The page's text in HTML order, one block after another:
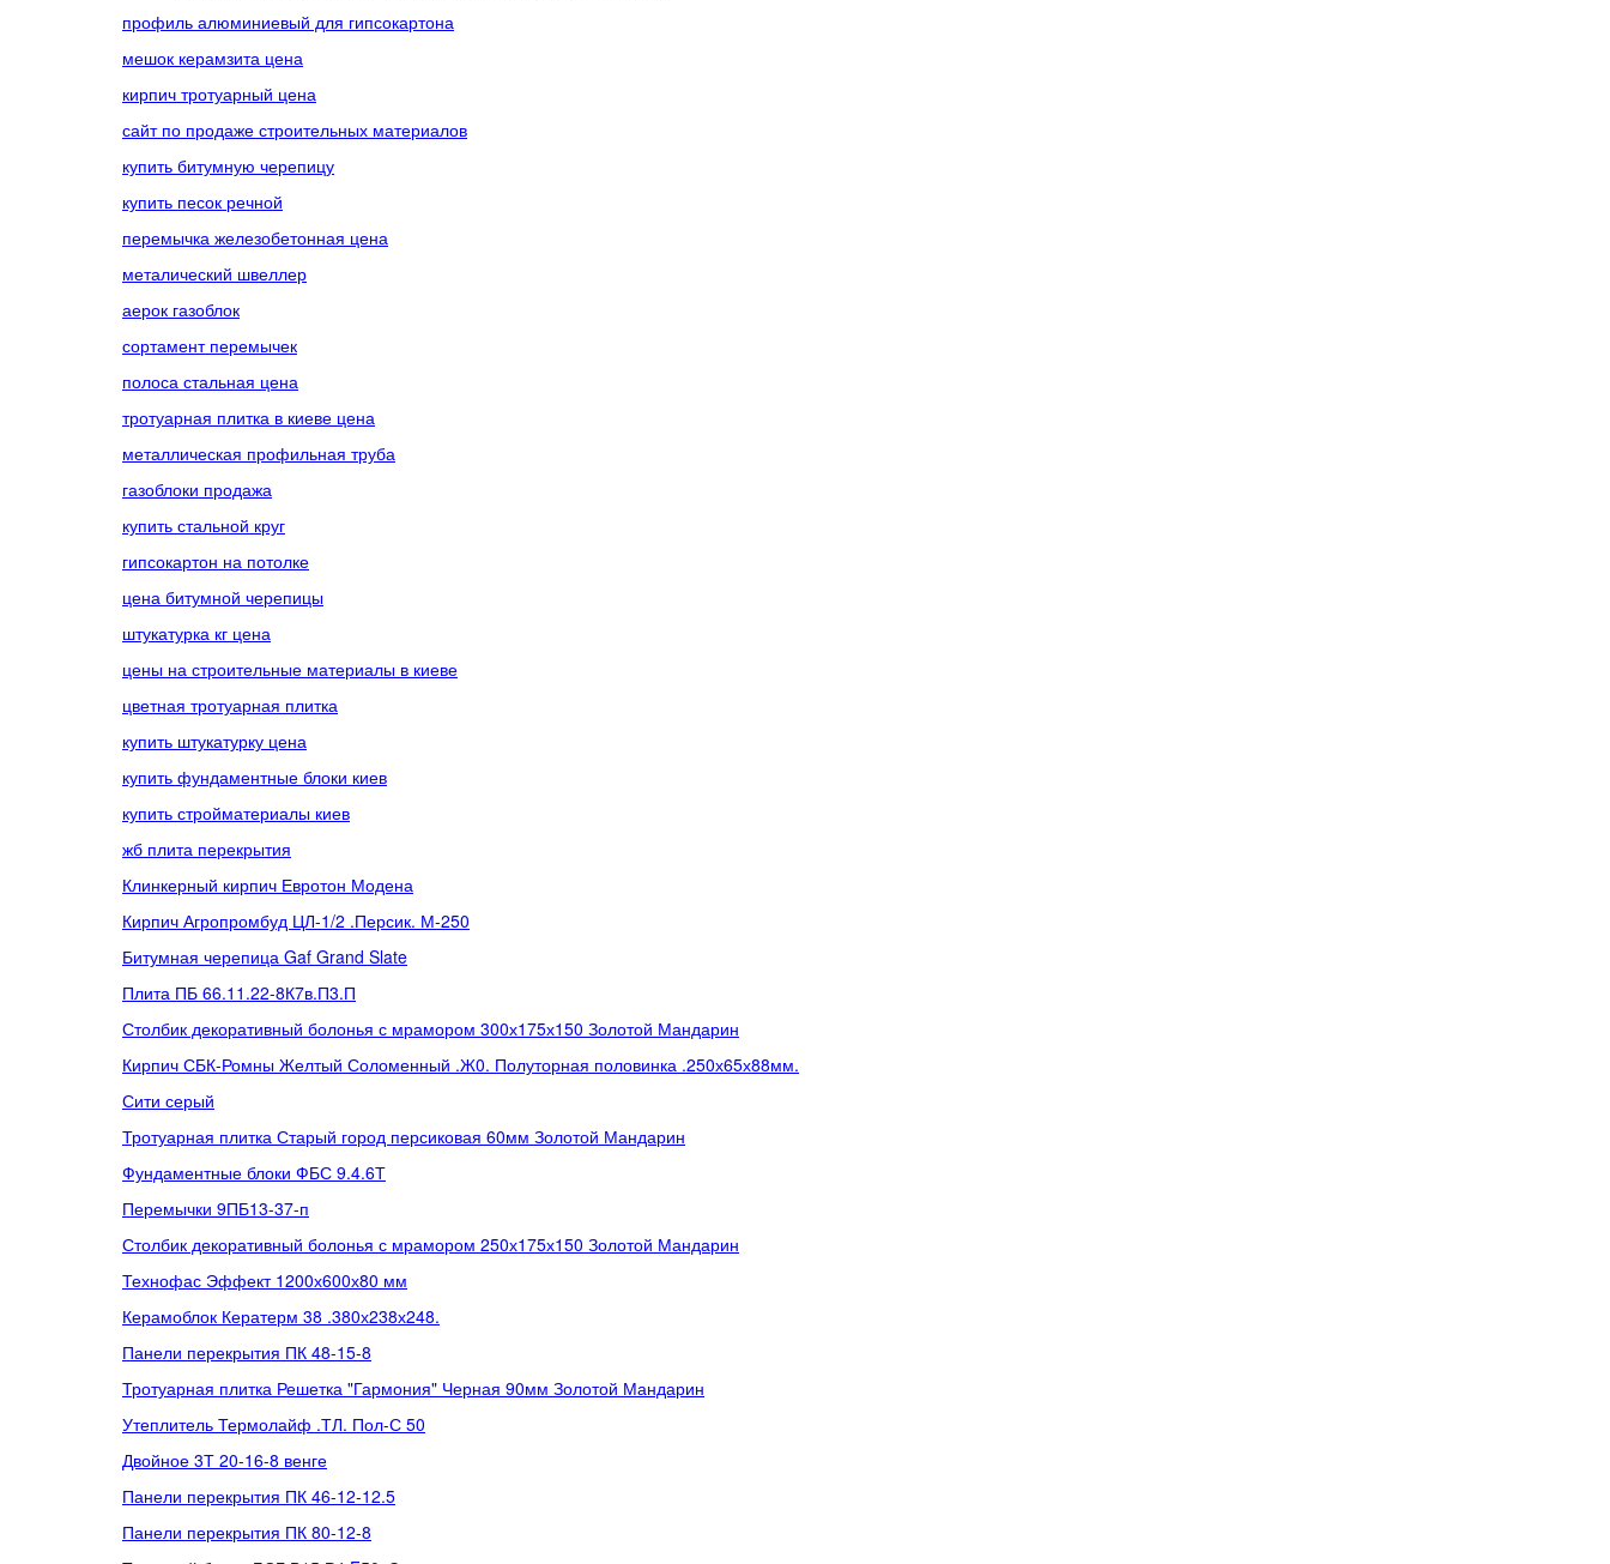
профиль алюминиевый для гипсокартона
мешок керамзита цена
кирпич тротуарный цена
сайт по продаже строительных материалов
купить битумную черепицу
купить песок речной
перемычка железобетонная цена
металический швеллер
аерок газоблок
сортамент перемычек
полоса стальная цена
тротуарная плитка в киеве цена
металлическая профильная труба
газоблоки продажа
купить стальной круг
гипсокартон на потолке
цена битумной черепицы
штукатурка кг цена
цены на строительные материалы в киеве
цветная тротуарная плитка
купить штукатурку цена
купить фундаментные блоки киев
купить стройматериалы киев
жб плита перекрытия
Клинкерный кирпич Евротон Модена
Кирпич Агропромбуд ЦЛ-1/2 .Персик. М-250
Битумная черепица Gaf Grand Slate
Плита ПБ 66.11.22-8К7в.П3.П
Столбик декоративный болонья с мрамором 300х175х150 Золотой Мандарин
Кирпич СБК-Ромны Желтый Соломенный .Ж0. Полуторная половинка .250х65х88мм.
Сити серый
Тротуарная плитка Старый город персиковая 60мм Золотой Мандарин
Фундаментные блоки ФБС 9.4.6Т
Перемычки 9ПБ13-37-п
Столбик декоративный болонья с мрамором 250х175х150 Золотой Мандарин
Технофас Эффект 1200х600х80 мм
Керамоблок Кератерм 38 .380х238х248.
Панели перекрытия ПК 48-15-8
Тротуарная плитка Решетка "Гармония" Черная 90мм Золотой Мандарин
Утеплитель Термолайф .ТЛ. Пол-С 50
Двойное 3Т 20-16-8 венге
Панели перекрытия ПК 46-12-12.5
Панели перекрытия ПК 80-12-8